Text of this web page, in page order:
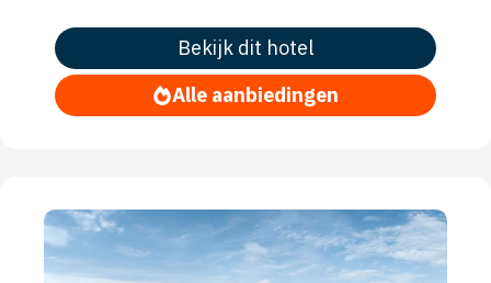
Bekijk dit hotel
Alle aanbiedingen